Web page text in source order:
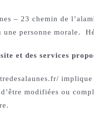
– 23 chemin de
personne morale.
et des services
modifiées ou